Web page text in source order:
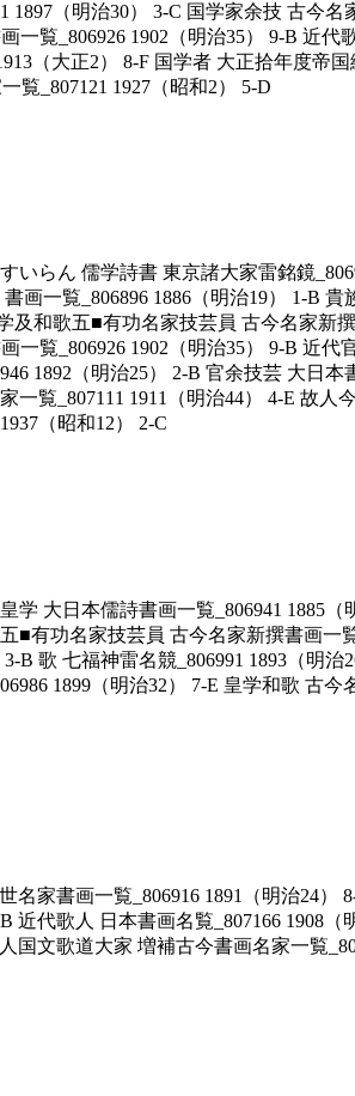
1897（明治30） 3-C 国学家余技 古
一覧_806926 1902（明治35） 9-B 近
（大正2） 8-F 国学者 大正拾年度
覧_807121 1927（昭和2） 5-D
ん 儒学詩書 東京諸大家雷銘鏡
画一覧_806896 1886（明治19） 1-B
及和歌五■有功名家技芸員 古今名家新
一覧_806926 1902（明治35） 9-B 近
1892（明治25） 2-B 官余技芸 大日
一覧_807111 1911（明治44） 4-E 故
（昭和12） 2-C
学 大日本儒詩書画一覧_806941 1885
■有功名家技芸員 古今名家新撰書画一
B 歌 七福神雷名競_806991 1893（明
1899（明治32） 7-E 皇学和歌 古
名家書画一覧_806916 1891（明治24
近代歌人 日本書画名覧_807166 1908
国文歌道大家 増補古今書画名家一覧